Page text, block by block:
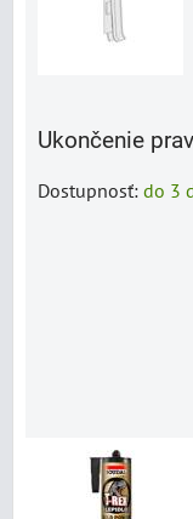
Ukončenie
Dostupnosť: do 3